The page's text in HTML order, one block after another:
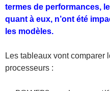
termes de performances,
quant à eux, n’ont été
les modèles.
Les tableaux vont comparer
processeurs :